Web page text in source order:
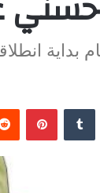
بداية
‏Tumblr